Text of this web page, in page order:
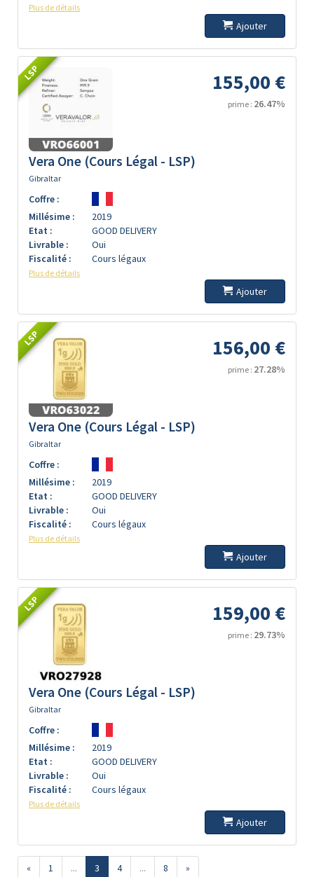
Plus de détails
Ajouter
LSP 155,00 €
prime : 26.47%
Vera One (Cours Légal - LSP)
Gibraltar
Coffre :
Millésime :
2019
Etat :
GOOD DELIVERY
Livrable :
Oui
Fiscalité :
Cours légaux
Plus de détails
Ajouter
LSP 156,00 €
prime : 27.28%
Vera One (Cours Légal - LSP)
Gibraltar
Coffre :
Millésime :
2019
Etat :
GOOD DELIVERY
Livrable :
Oui
Fiscalité :
Cours légaux
Plus de détails
Ajouter
LSP 159,00 €
prime : 29.73%
Vera One (Cours Légal - LSP)
Gibraltar
Coffre :
Millésime :
2019
Etat :
GOOD DELIVERY
Livrable :
Oui
Fiscalité :
Cours légaux
Plus de détails
Ajouter
« 1 ... 3 4 ... 8 »